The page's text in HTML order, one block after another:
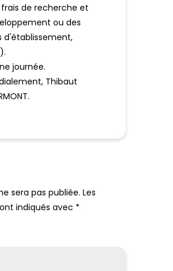
de recherche et
ou des
d'établissement,
journée.
Thibaut
sera pas publiée. Les
indiqués avec *